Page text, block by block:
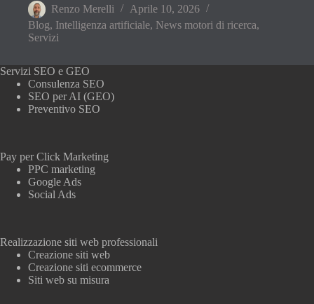
Renzo Merelli
Aprile 10, 2026
Blog, Intelligenza artificiale, News motori di ricerca,
Servizi
Servizi SEO e GEO
Consulenza SEO
SEO per AI (GEO)
Preventivo SEO
Pay per Click Marketing
PPC marketing
Google Ads
Social Ads
Realizzazione siti web professionali
Creazione siti web
Creazione siti ecommerce
Siti web su misura